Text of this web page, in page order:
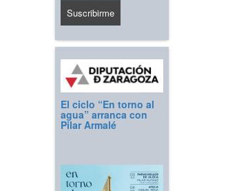
El ciclo “En torno al
agua” arranca con
Pilar Armalé